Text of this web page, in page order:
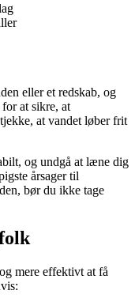
eller et redskab, og
at sikre, at
at vandet løber frit
og undgå at læne dig
årsager til
bør du ikke tage
mere effektivt at få